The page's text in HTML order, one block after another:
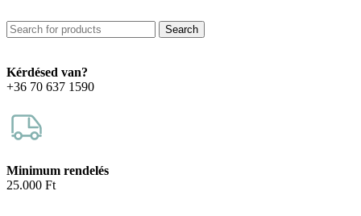
Search
Kérdésed van?
+36 70 637 1590
Minimum rendelés
25.000 Ft